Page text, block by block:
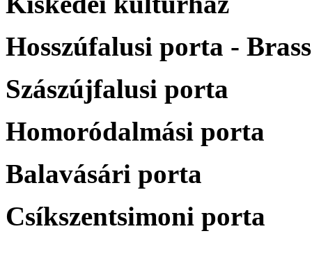
Hosszúfalusi porta -
Szászújfalusi porta
Homoródalmási porta
Balavásári porta
Csíkszentsimoni porta